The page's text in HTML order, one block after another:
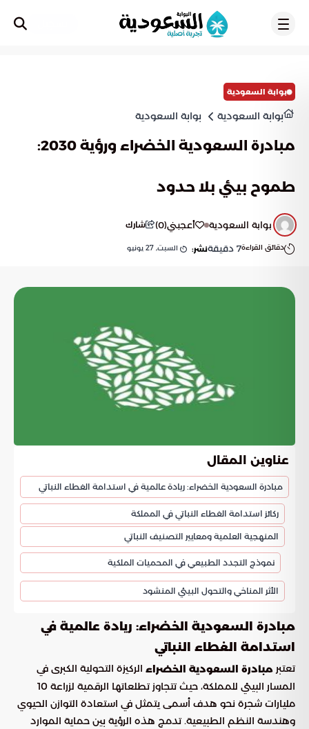
بوابة السعودية
بوابة السعودية بوابة السعودية
مبادرة السعودية الخضراء ورؤية 2030:
طموح بيئي بلا حدود
بوابة السعودية أعجبني(
0
) شارك
دقائق القراءة7 دقيقةنشر: السبت, 27 يونيو
عناوين المقال
مبادرة السعودية الخضراء: ريادة عالمية في استدامة الغطاء النباتي
ركائز استدامة الغطاء النباتي في المملكة
المنهجية العلمية ومعايير التصنيف النباتي
نموذج التجدد الطبيعي في المحميات الملكية
الأثر المناخي والتحول البيئي المنشود
مبادرة السعودية الخضراء: ريادة عالمية في
استدامة الغطاء النباتي
تعتبر مبادرة السعودية الخضراء الركيزة التحولية الكبرى في
المسار البيئي للمملكة، حيث تتجاوز تطلعاتها الرقمية لزراعة 10
مليارات شجرة نحو هدف أسمى يتمثل في استعادة التوازن الحيوي
وهندسة النظم الطبيعية. تدمج هذه الرؤية بين حماية الموارد